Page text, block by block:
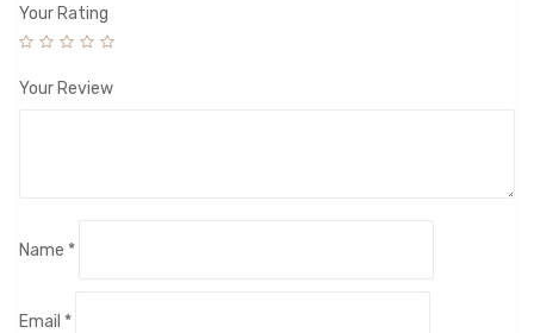
Your Rating
Your Review
Name *
Email *